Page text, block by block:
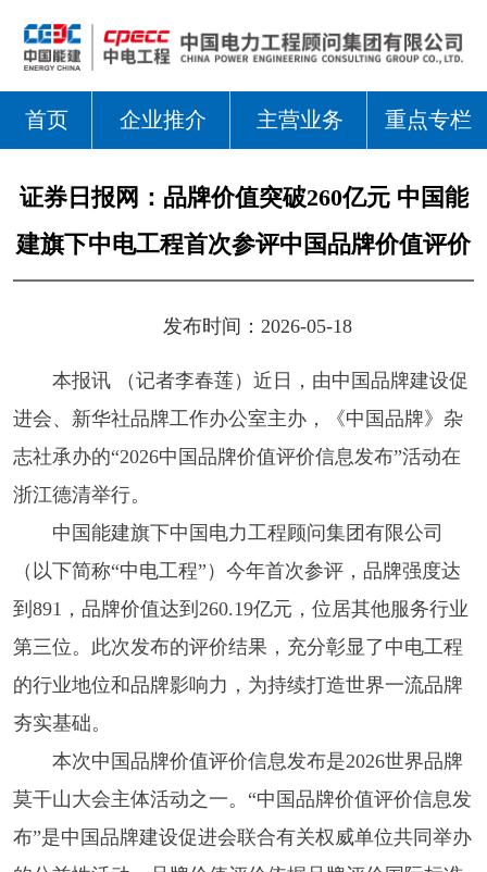
首页 企业推介 主营业务 重点专栏
证券日报网：品牌价值突破260亿元 中国能
建旗下中电工程首次参评中国品牌价值评价
发布时间：2026-05-18
本报讯 （记者李春莲）近日，由中国品牌建设促
进会、新华社品牌工作办公室主办，《中国品牌》杂
志社承办的“2026中国品牌价值评价信息发布”活动在
浙江德清举行。
中国能建旗下中国电力工程顾问集团有限公司
（以下简称“中电工程”）今年首次参评，品牌强度达
到891，品牌价值达到260.19亿元，位居其他服务行业
第三位。此次发布的评价结果，充分彰显了中电工程
的行业地位和品牌影响力，为持续打造世界一流品牌
夯实基础。
本次中国品牌价值评价信息发布是2026世界品牌
莫干山大会主体活动之一。“中国品牌价值评价信息发
布”是中国品牌建设促进会联合有关权威单位共同举办